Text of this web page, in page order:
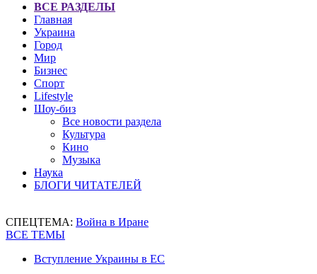
ВСЕ РАЗДЕЛЫ
Главная
Украина
Город
Мир
Бизнес
Спорт
Lifestyle
Шоу-биз
Все новости раздела
Культура
Кино
Музыка
Наука
БЛОГИ ЧИТАТЕЛЕЙ
СПЕЦТЕМА: Война в Иране
ВСЕ ТЕМЫ
Вступление Украины в ЕС